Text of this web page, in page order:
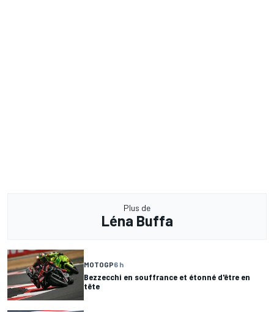
Plus de
Léna Buffa
MOTOGP6 h
Bezzecchi en souffrance et étonné d'être en
tête